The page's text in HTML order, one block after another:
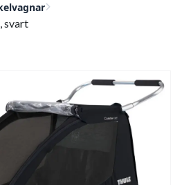
svart